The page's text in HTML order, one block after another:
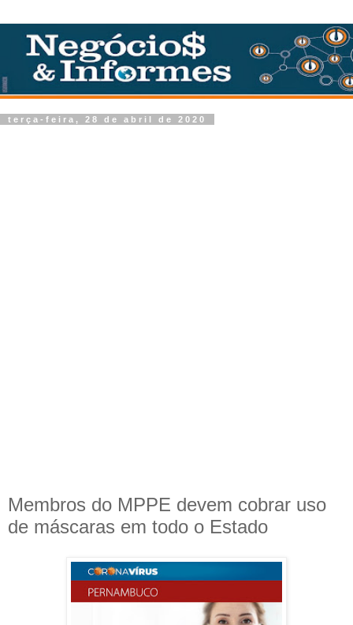
terça-feira, 28 de abril de 2020
Membros do MPPE devem cobrar uso
de máscaras em todo o Estado